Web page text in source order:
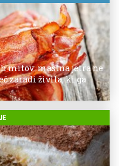
mitov: mastna jetra ne
zaradi živila, ki ga